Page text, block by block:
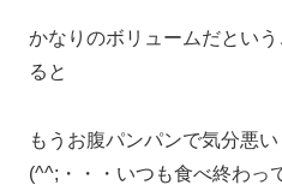
かなりのボリュームだとい
ると
もうお腹パンパンで気分悪い
(^^;・・・いつも食べ終わっ